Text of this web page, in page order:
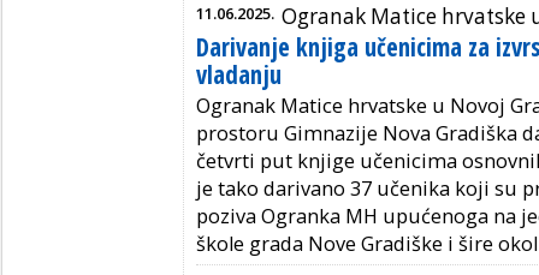
11.06.2025. Ogranak Matice hrvatske
Darivanje knjiga učenicima za
vladanju
Ogranak Matice hrvatske u Novoj
prostoru Gimnazije Nova Gradiška
četvrti put knjige učenicima
je tako darivano 37 učenika koji su
poziva Ogranka MH upućenoga na
škole grada Nove Gradiške i šire